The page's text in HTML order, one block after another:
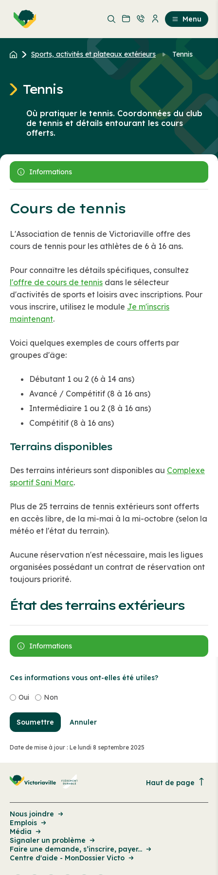
contenu
au
contenu
Menu
Sports, activités et plateaux extérieurs Tennis
Tennis
Où pratiquer le tennis. Coordonnées du club
de tennis et détails entourant les cours
offerts.
Informations
Cours de tennis
L'Association de tennis de Victoriaville offre des
cours de tennis pour les athlètes de 6 à 16 ans.
Pour connaître les détails spécifiques, consultez
l'offre de cours de tennis dans le sélecteur
d'activités de sports et loisirs avec inscriptions. Pour
vous inscrire, utilisez le module Je m'inscris
maintenant.
Voici quelques exemples de cours offerts par
groupes d'âge:
Débutant 1 ou 2 (6 à 14 ans)
Avancé / Compétitif (8 à 16 ans)
Intermédiaire 1 ou 2 (8 à 16 ans)
Compétitif (8 à 16 ans)
Terrains disponibles
Des terrains intérieurs sont disponibles au Complexe
sportif Sani Marc.
Plus de 25 terrains de tennis extérieurs sont offerts
en accès libre, de la mi-mai à la mi-octobre (selon la
météo et l'état du terrain).
Aucune réservation n'est nécessaire, mais les ligues
organisées possédant un contrat de réservation ont
toujours priorité.
État des terrains extérieurs
Informations
Ces informations vous ont-elles été utiles?
Oui Non
Soumettre Annuler
Date de mise à jour : Le lundi 8 septembre 2025
Haut de page
Nous joindre
Emplois
Média
Signaler un problème
Faire une demande, s’inscrire, payer...
Centre d'aide - MonDossier Victo